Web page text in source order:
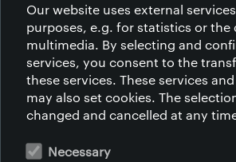
ПРИНЦИП
ДОКУМЕНТИ ЗА
Our website uses external
purposes, e.g. for statistics or the
multimedia. By selecting and
services, you consent to the
these services. These services
may also set cookies. The
changed and cancelled at any
Necessary